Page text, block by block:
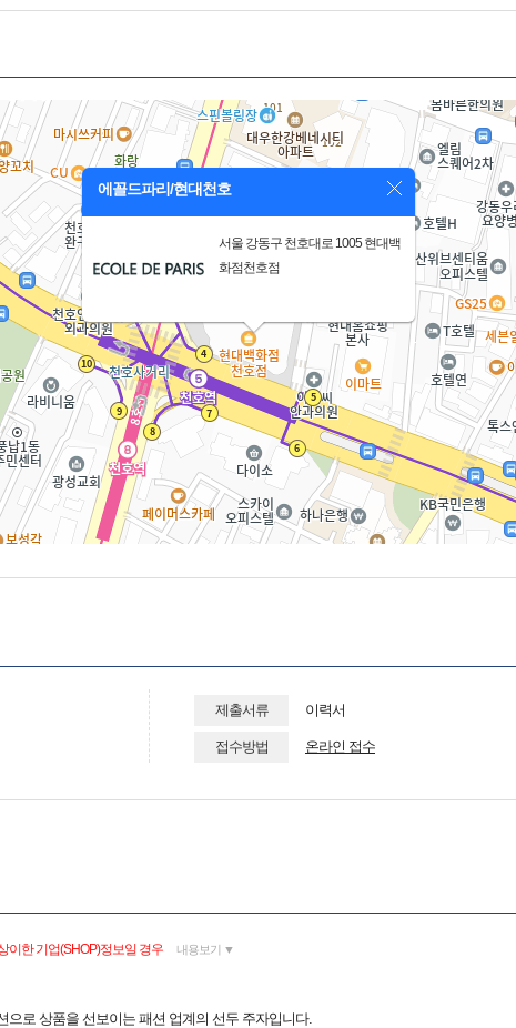
에꼴드파리/현대천호
서울 강동구 천호대로 1005 현대백
화점천호점
제출서류 이력서
접수방법 온라인 접수
이한 기업(SHOP)정보일 경우 내용보기 ▼
으로 상품을 선보이는 패션 업계의 선두 주자입니다.